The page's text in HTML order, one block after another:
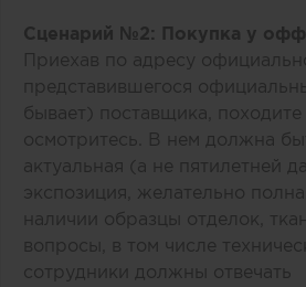
Сценарий №2: Покупка у
Приехав по адресу
представившегося
бывает) поставщика,
осмотритесь. В нем должна
актуальная (а не пятилетней
экспозиция, желательно
наличии образцы отделок,
вопросы, в том числе
сотрудники должны отвечать